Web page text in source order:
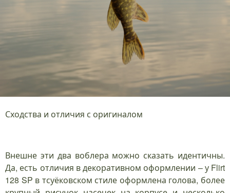
Сходства и отличия с оригиналом
Внешне эти два воблера можно сказать идентичны.
Да, есть отличия в декоративном оформлении – у Flirt
128 SP в тсуёковском стиле оформлена голова, более